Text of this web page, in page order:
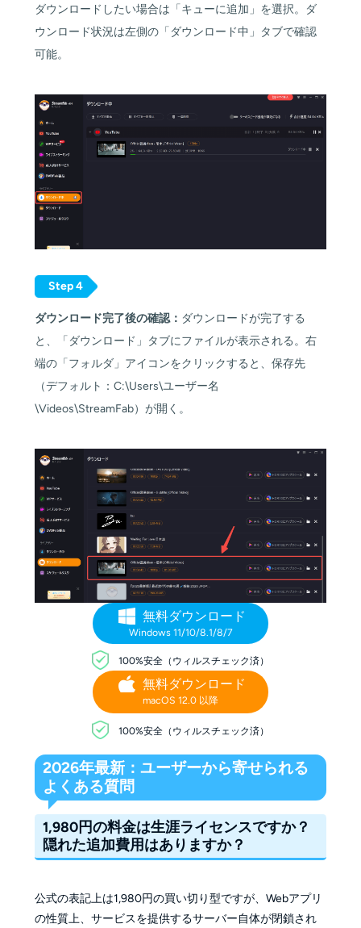
ダウンロードしたい場合は「キューに追加」を選択。ダ
ウンロード状況は左側の「ダウンロード中」タブで確認
可能。
Step 4
ダウンロード完了後の確認： ダウンロードが完了する
と、「ダウンロード」タブにファイルが表示される。右
端の「フォルダ」アイコンをクリックすると、保存先
（デフォルト：C:\Users\ユーザー名
\Videos\StreamFab）が開く。
無料ダウンロード
Windows 11/10/8.1/8/7
100%安全（ウィルスチェック済）
無料ダウンロード
macOS 12.0 以降
100%安全（ウィルスチェック済）
2026年最新：ユーザーから寄せられる
よくある質問
1,980円の料金は生涯ライセンスですか？
隠れた追加費用はありますか？
公式の表記上は1,980円の買い切り型ですが、Webアプリ
の性質上、サービスを提供するサーバー自体が閉鎖され